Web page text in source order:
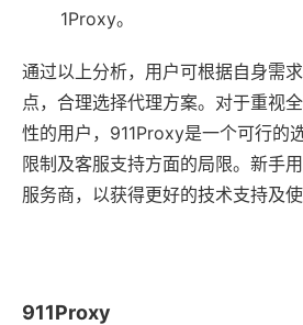
1Proxy。
通过以上分析，用户可根据自身需
点，合理选择代理方案。对于重视
性的用户，911Proxy是一个可行的
限制及客服支持方面的局限。新手
服务商，以获得更好的技术支持及使
911Proxy